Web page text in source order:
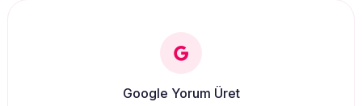
Google Yorum Üret